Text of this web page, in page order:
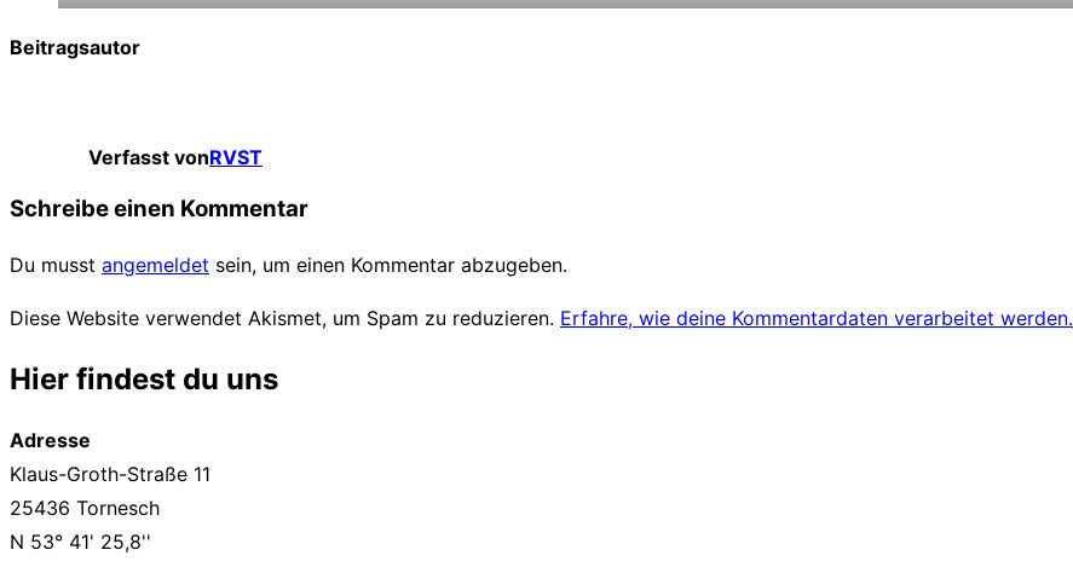
Beitragsautor
Verfasst vonRVST
Schreibe einen Kommentar
Du musst angemeldet sein, um einen Kommentar abzugeben.
Diese Website verwendet Akismet, um Spam zu reduzieren. Erfahre, wie deine Kommentardaten verarbeitet werden.
Hier findest du uns
Adresse
Klaus-Groth-Straße 11
25436 Tornesch
N 53° 41' 25,8''